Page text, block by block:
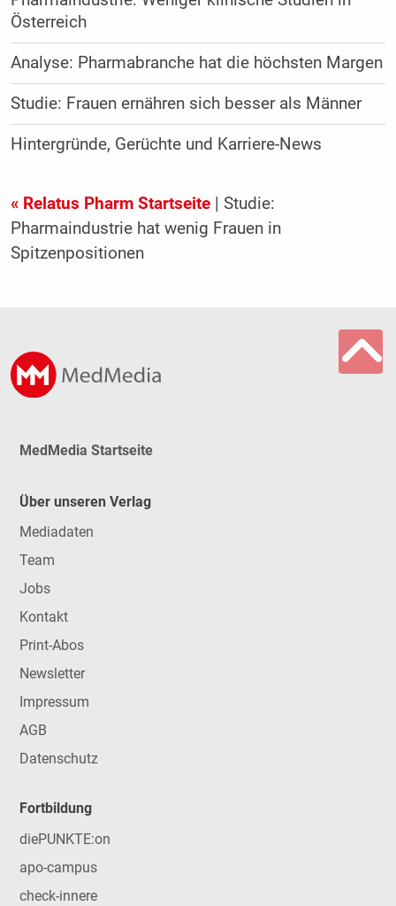
Österreich
Analyse: Pharmabranche hat die höchsten Margen
Studie: Frauen ernähren sich besser als Männer
Hintergründe, Gerüchte und Karriere-News
« Relatus Pharm Startseite| Studie:
Pharmaindustrie hat wenig Frauen in
Spitzenpositionen
MedMedia Startseite
Über unseren Verlag
Mediadaten
Team
Jobs
Kontakt
Print-Abos
Newsletter
Impressum
AGB
Datenschutz
Fortbildung
diePUNKTE:on
apo-campus
check-innere